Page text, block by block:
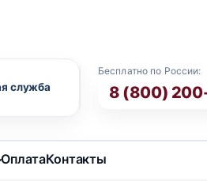
Бесплатно по России:
8 (800)
ОплатаКонтакты